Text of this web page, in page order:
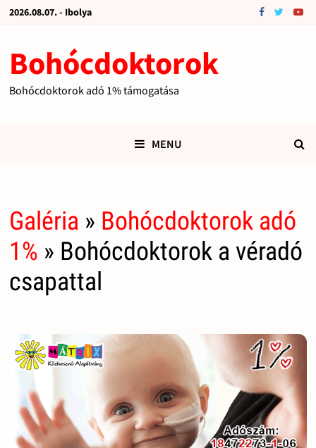
2026.08.07. - Ibolya
Bohócdoktorok
Bohócdoktorok adó 1% támogatása
MENU
Galéria » Bohócdoktorok adó
1% » Bohócdoktorok a véradó
csapattal